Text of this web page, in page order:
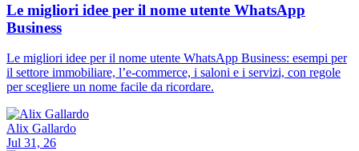
Le migliori idee per il nome utente WhatsApp
Business
Le migliori idee per il nome utente WhatsApp Business: esempi per
il settore immobiliare, l’e-commerce, i saloni e i servizi, con regole
per scegliere un nome facile da ricordare.
Alix Gallardo
Jul 31, 26